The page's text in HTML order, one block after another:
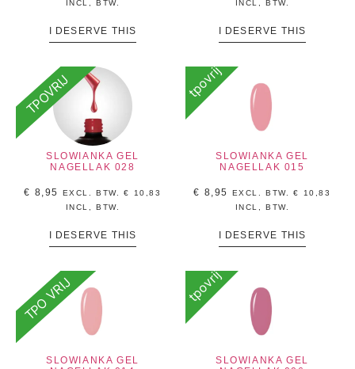
INCL, BTW.
I DESERVE THIS
INCL, BTW.
I DESERVE THIS
TPOVRIJ
SLOWIANKA GEL
NAGELLAK 028
€ 8,95 EXCL. BTW.€
10,83
INCL, BTW.
I DESERVE THIS
tpovrij
SLOWIANKA GEL
NAGELLAK 015
€ 8,95 EXCL. BTW.€
10,83
INCL, BTW.
I DESERVE THIS
TPO VRIJ
SLOWIANKA GEL
tpovrij
SLOWIANKA GEL